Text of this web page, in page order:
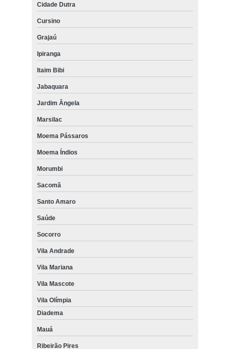
Cidade Dutra
Cursino
Grajaú
Ipiranga
Itaim Bibi
Jabaquara
Jardim Ângela
Marsilac
Moema Pássaros
Moema Índios
Morumbi
Sacomã
Santo Amaro
Saúde
Socorro
Vila Andrade
Vila Mariana
Vila Mascote
Vila Olímpia
Diadema
Mauá
Ribeirão Pires